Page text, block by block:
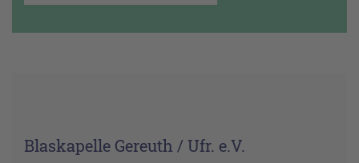
Blaskapelle Gereuth / Ufr. e.V.